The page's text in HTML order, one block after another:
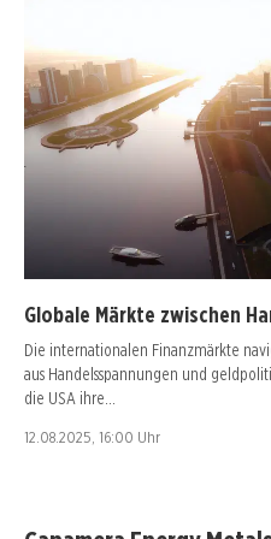
Globale Märkte zwischen
Die internationalen Finanzmärkte
aus Handelsspannungen und
die USA ihre…
12.08.2025, 16:00 Uhr